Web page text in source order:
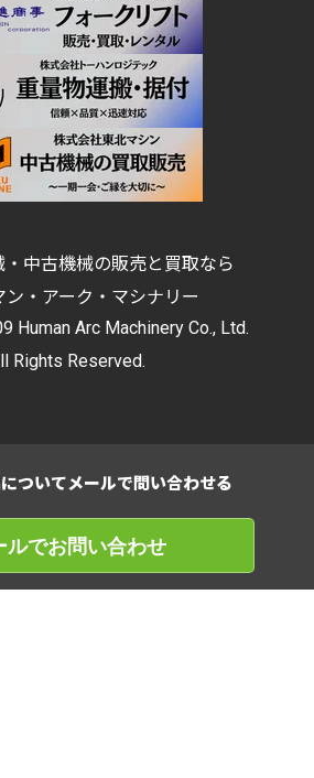
中古機械の販売と買取なら
ン・アーク・マシナリー
Human Arc Machinery Co., Ltd.
Rights Reserved.
ついてメールで問い合わせる
ルでお問い合わせ